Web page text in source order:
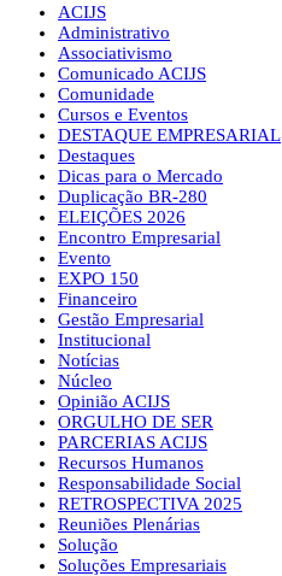
ACIJS
Administrativo
Associativismo
Comunicado ACIJS
Comunidade
Cursos e Eventos
DESTAQUE EMPRESARIAL
Destaques
Dicas para o Mercado
Duplicação BR-280
ELEIÇÕES 2026
Encontro Empresarial
Evento
EXPO 150
Financeiro
Gestão Empresarial
Institucional
Notícias
Núcleo
Opinião ACIJS
ORGULHO DE SER
PARCERIAS ACIJS
Recursos Humanos
Responsabilidade Social
RETROSPECTIVA 2025
Reuniões Plenárias
Solução
Soluções Empresariais